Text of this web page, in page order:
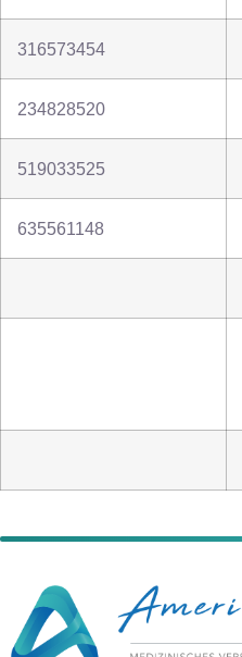
316573454
234828520
519033525
635561148